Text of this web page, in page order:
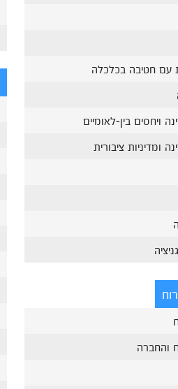
עם חטיבה בכלכלה
ויחסים בין-לאומיים
ומדיניות ציבורית
והחברה